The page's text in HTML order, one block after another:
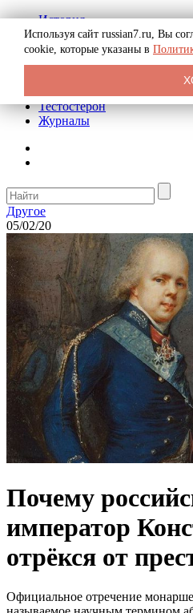
История
Биография
Криминал
Реклама на сайте
Тестостерон
Журналы
Другое
05/02/20
Почему
император
отрёкся от
Официальное отречение
Используя сайт russian7.ru, Вы
cookie, которые указаны в